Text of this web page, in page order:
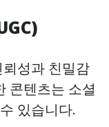
성과 친밀감
콘텐츠는 소셜
있습니다.